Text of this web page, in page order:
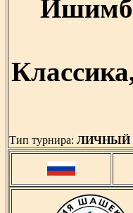
Тип турнира: ЛИЧНЫЙ